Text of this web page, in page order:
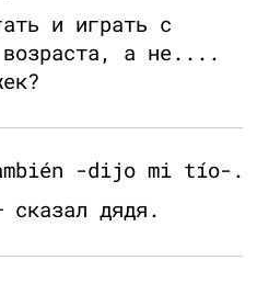
и играть с
возраста, а не....
-dijo mi tío-.
дядя.